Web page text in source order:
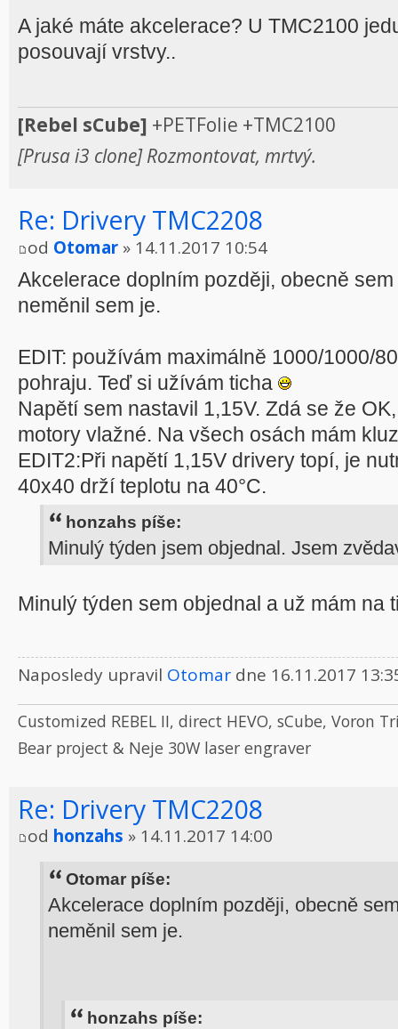
A jaké máte akcelerace? U TMC2100
posouvají vrstvy..
[Rebel sCube] +PETFolie +TMC2100
[Prusa i3 clone] Rozmontovat, mrtvý.
Re: Drivery TMC2208
od Otomar » 14.11.2017 10:54
Akcelerace doplním později, obecně
neměnil sem je.
EDIT: používám maximálně 1000/1000/
pohraju. Teď si užívám ticha
Napětí sem nastavil 1,15V. Zdá se že
motory vlažné. Na všech osách mám
EDIT2:Při napětí 1,15V drivery topí, je
40x40 drží teplotu na 40°C.
honzahs píše:
Minulý týden jsem objednal. Jsem
Minulý týden sem objednal a už mám na
Naposledy upravil Otomar dne 16.11.2017
Customized REBEL II, direct HEVO, sCube, Voron
Bear project & Neje 30W laser engraver
Re: Drivery TMC2208
od honzahs » 14.11.2017 14:00
Otomar píše:
Akcelerace doplním později, obecně
neměnil sem je.
honzahs píše: